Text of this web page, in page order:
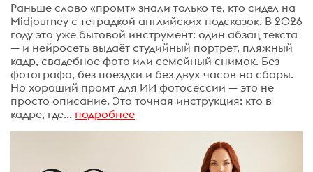
Раньше слово «промт» знали только те, кто сидел на
Midjourney с тетрадкой английских подсказок. В 2026
году это уже бытовой инструмент: один абзац текста
— и нейросеть выдаёт студийный портрет, пляжный
кадр, свадебное фото или семейный снимок. Без
фотографа, без поездки и без двух часов на сборы.
Но хороший промт для ИИ фотосессии — это не
просто описание. Это точная инструкция: кто в
кадре, где... подробнее